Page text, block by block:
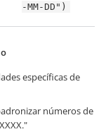
-MM-DD")
específicas de
números de